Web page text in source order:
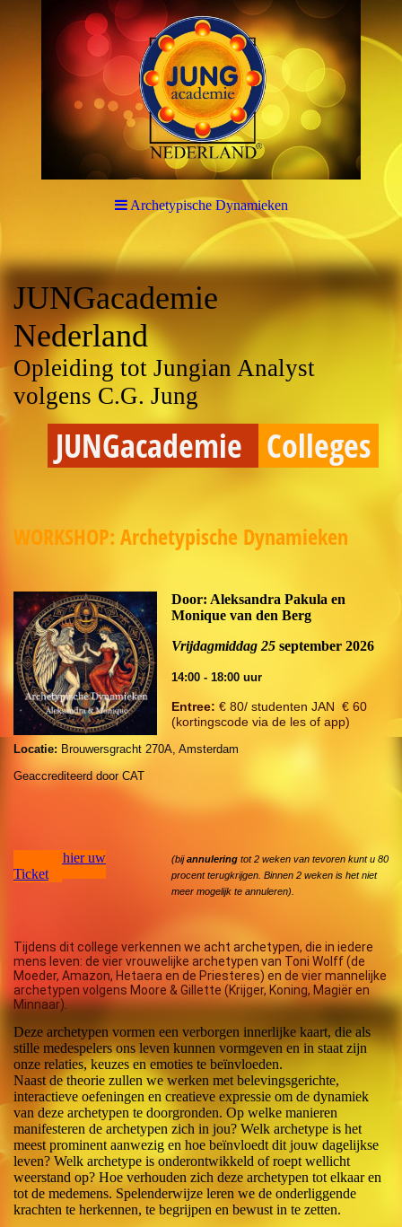
Archetypische Dynamieken
JUNGacademie
Nederland
Opleiding tot Jungian Analyst
volgens C.G. Jung
JUNGacademie Colleges
WORKSHOP: Archetypische Dynamieken
Door: Aleksandra Pakula en
Monique van den Berg
Vrijdagmiddag 25september 2026
14:00 - 18:00 uur
Entree: € 80/ studenten JAN € 60
(kortingscode via de les of app)
Locatie: Brouwersgracht 270A, Amsterdam
Geaccrediteerd door CAT
Koop hier uw
Ticket
(bijannulering tot 2 weken van tevoren kunt u 80
procent terugkrijgen. Binnen 2 weken is het niet
meer mogelijk te annuleren).
Tijdens dit college verkennen we acht archetypen, die in iedere
mens leven: de vier vrouwelijke archetypen van Toni Wolff (de
Moeder, Amazon, Hetaera en de Priesteres) en de vier mannelijke
archetypen volgens Moore & Gillette (Krijger, Koning, Magiër en
Minnaar).
Deze archetypen vormen een verborgen innerlijke kaart, die als
stille medespelers ons leven kunnen vormgeven en in staat zijn
onze relaties, keuzes en emoties te beïnvloeden.
Naast de theorie zullen we werken met belevingsgerichte,
interactieve oefeningen en creatieve expressie om de dynamiek
van deze archetypen te doorgronden. Op welke manieren
manifesteren de archetypen zich in jou? Welk archetype is het
meest prominent aanwezig en hoe beïnvloedt dit jouw dagelijkse
leven? Welk archetype is onderontwikkeld of roept wellicht
weerstand op? Hoe verhouden zich deze archetypen tot elkaar en
tot de medemens. Spelenderwijze leren we de onderliggende
krachten te herkennen, te begrijpen en bewust in te zetten.